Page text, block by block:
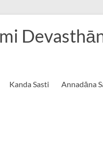
Kanda Sasti Annadāna